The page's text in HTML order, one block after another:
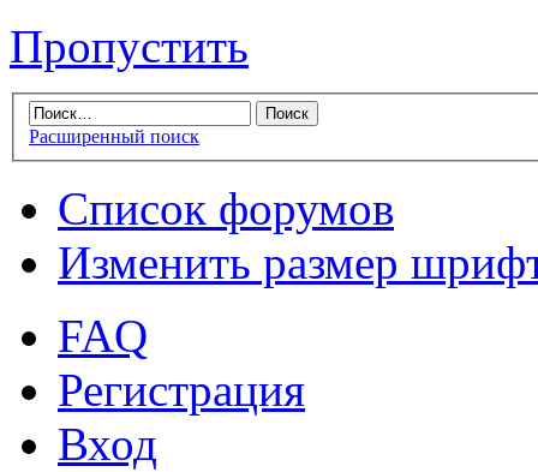
Пропустить
Расширенный поиск
Список форумов
Изменить размер
FAQ
Регистрация
Вход